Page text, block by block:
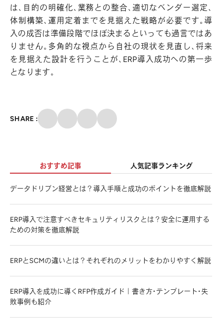
は、目的の明確化、業務との整合、適切なベンダー選定、
体制構築、運用定着までを見据えた戦略が必要です。導
入の成否は準備段階でほぼ決まるといっても過言ではあ
りません。多角的な視点から自社の現状を見直し、将来
を見据えた設計を行うことが、ERP導入成功への第一歩
となります。
SHARE : Facebook
メール
おすすめ記事 人気記事ランキング
データドリブン経営とは？導入手順と成功のポイントを徹底解説
ERP導入で注意すべきセキュリティリスクとは？安全に運用する
ための対策を徹底解説
ERPとSCMの違いとは？それぞれのメリットをわかりやすく解説
ERP導入を成功に導くRFP作成ガイド｜書き方・テンプレート・失
敗事例も紹介